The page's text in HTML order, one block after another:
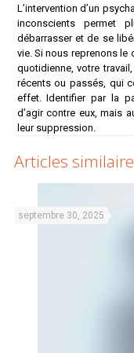
L’intervention d’un
inconscients permet
débarrasser et de se
vie. Si nous reprenons le
quotidienne, votre
récents ou passés, qui
effet. Identifier par la
d’agir contre eux, mais
leur suppression.
Articles
septembre 30, 2025